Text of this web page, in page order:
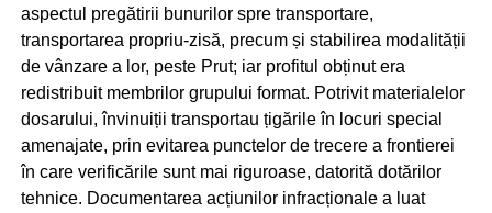
aspectul pregătirii bunurilor spre transportare,
transportarea propriu-zisă, precum și stabilirea modalității
de vânzare a lor, peste Prut; iar profitul obținut era
redistribuit membrilor grupului format. Potrivit materialelor
dosarului, învinuiții transportau țigările în locuri special
amenajate, prin evitarea punctelor de trecere a frontierei
în care verificările sunt mai riguroase, datorită dotărilor
tehnice. Documentarea acțiunilor infracționale a luat